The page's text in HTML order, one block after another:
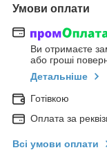
Умови оплати
Ви отримаєте
або гроші
Детальніше
Готівкою
Оплата за
Всі умови оплати